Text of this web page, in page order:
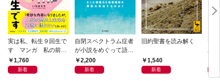
実は私、転生９回生で
す マンガ 私の前世
物語1,760
新着
自閉スペクトラム症者
が小説をめぐって語り
あう2,200
新着
旧約聖書を読み解く
1,540
新着
す
版